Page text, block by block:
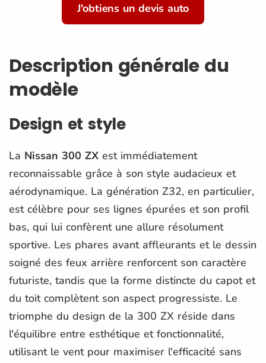
J'obtiens un devis auto
Description générale du
modèle
Design et style
La Nissan 300 ZX est immédiatement
reconnaissable grâce à son style audacieux et
aérodynamique. La génération Z32, en particulier,
est célèbre pour ses lignes épurées et son profil
bas, qui lui confèrent une allure résolument
sportive. Les phares avant affleurants et le dessin
soigné des feux arrière renforcent son caractère
futuriste, tandis que la forme distincte du capot et
du toit complètent son aspect progressiste. Le
triomphe du design de la 300 ZX réside dans
l'équilibre entre esthétique et fonctionnalité,
utilisant le vent pour maximiser l'efficacité sans